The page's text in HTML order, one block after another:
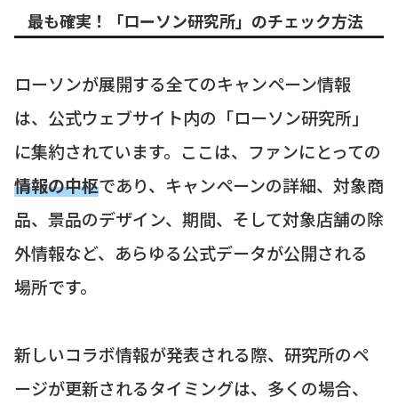
最も確実！「ローソン研究所」のチェック方法
ローソンが展開する全てのキャンペーン情報
は、公式ウェブサイト内の「ローソン研究所」
に集約されています。ここは、ファンにとっての
情報の中枢であり、キャンペーンの詳細、対象商
品、景品のデザイン、期間、そして対象店舗の除
外情報など、あらゆる公式データが公開される
場所です。
新しいコラボ情報が発表される際、研究所のペ
ージが更新されるタイミングは、多くの場合、